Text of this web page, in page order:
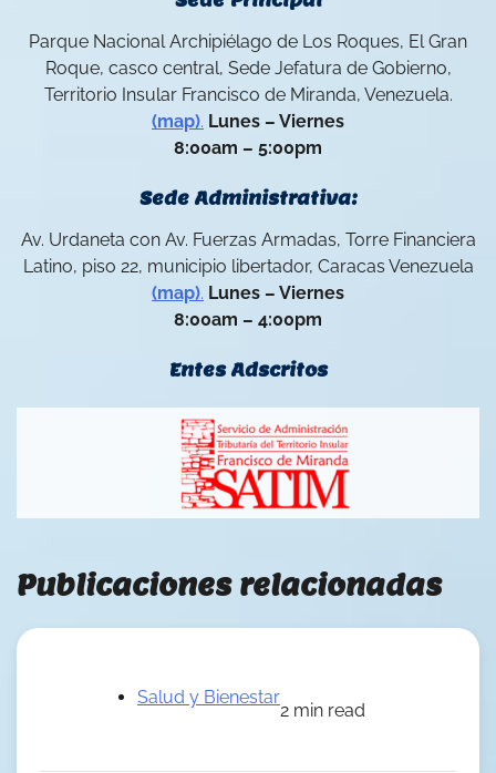
Parque Nacional Archipiélago de Los Roques, El Gran
Roque, casco central, Sede Jefatura de Gobierno,
Territorio Insular Francisco de Miranda, Venezuela.
(map). Lunes – Viernes
8:00am – 5:00pm
Sede Administrativa:
Av. Urdaneta con Av. Fuerzas Armadas, Torre Financiera
Latino, piso 22, municipio libertador, Caracas Venezuela
(map). Lunes – Viernes
8:00am – 4:00pm
Entes Adscritos
Publicaciones relacionadas
Salud y Bienestar
2 min read